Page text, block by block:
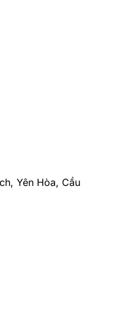
Yên Hòa, Cầu